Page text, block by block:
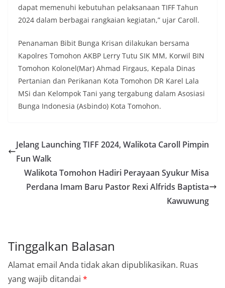
dapat memenuhi kebutuhan pelaksanaan TIFF Tahun
2024 dalam berbagai rangkaian kegiatan,” ujar Caroll.
Penanaman Bibit Bunga Krisan dilakukan bersama
Kapolres Tomohon AKBP Lerry Tutu SIK MM, Korwil BIN
Tomohon Kolonel(Mar) Ahmad Firgaus, Kepala Dinas
Pertanian dan Perikanan Kota Tomohon DR Karel Lala
MSi dan Kelompok Tani yang tergabung dalam Asosiasi
Bunga Indonesia (Asbindo) Kota Tomohon.
Jelang Launching TIFF 2024, Walikota Caroll Pimpin
Fun Walk
Walikota Tomohon Hadiri Perayaan Syukur Misa
Perdana Imam Baru Pastor Rexi Alfrids Baptista
Kawuwung
Tinggalkan Balasan
Alamat email Anda tidak akan dipublikasikan. Ruas
yang wajib ditandai *